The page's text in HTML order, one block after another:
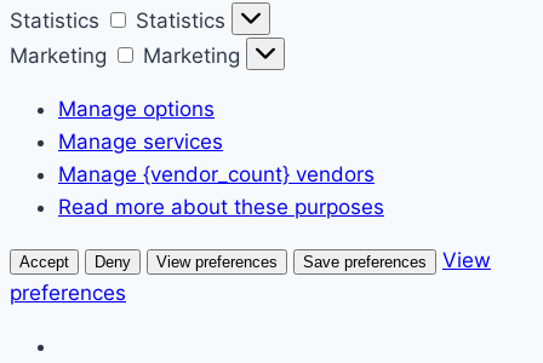
Statistics
Statistics
Marketing
Marketing
Manage options
Manage services
Manage {vendor_count} vendors
Read more about these purposes
Accept Deny View preferences Save preferences
View
preferences